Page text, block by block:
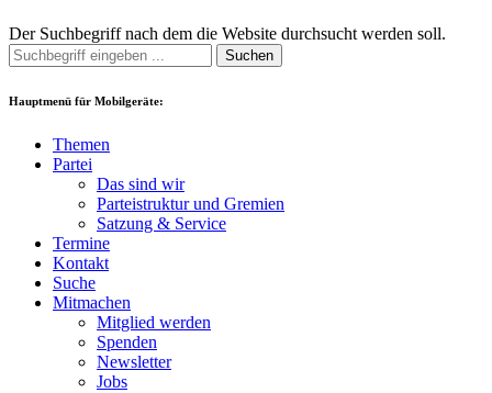
Der Suchbegriff nach dem die Website durchsucht werden soll.
Suchen
Hauptmenü für Mobilgeräte:
Themen
Partei
Das sind wir
Parteistruktur und Gremien
Satzung & Service
Termine
Kontakt
Suche
Mitmachen
Mitglied werden
Spenden
Newsletter
Jobs